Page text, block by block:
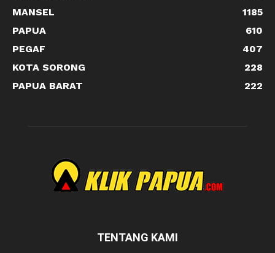
MANSEL
1185
PAPUA
610
PEGAF
407
KOTA SORONG
228
PAPUA BARAT
222
TENTANG KAMI